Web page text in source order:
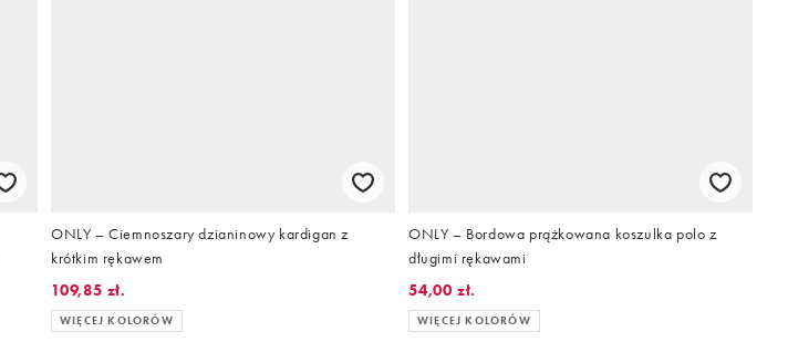
ONLY – Ciemnoszary dzianinowy kardigan z
krótkim rękawem
109,85 zł.
WIĘCEJ KOLORÓW
ONLY – Bordowa prążkowana koszulka polo z
długimi rękawami
54,00 zł.
WIĘCEJ KOLORÓW